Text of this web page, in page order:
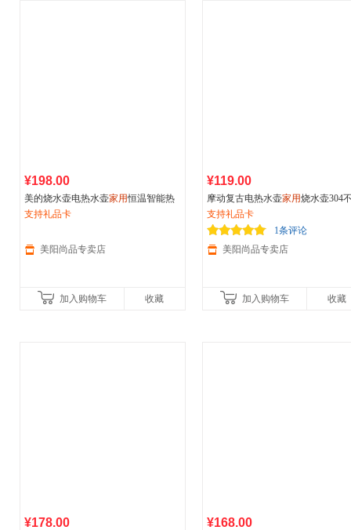
¥198.00
美的烧水壶电热水壶家用恒温智能热
水壶一体保温水壶不锈钢开水壶
支持礼品卡
美阳尚品专卖店
加入购物车 收藏
¥119.00
摩动复古电热水壶家用烧水壶304
钢保温一体大容量电烧开水壶
支持礼品卡
1条评论
美阳尚品专卖店
加入购物车 收藏
¥178.00 ¥168.00